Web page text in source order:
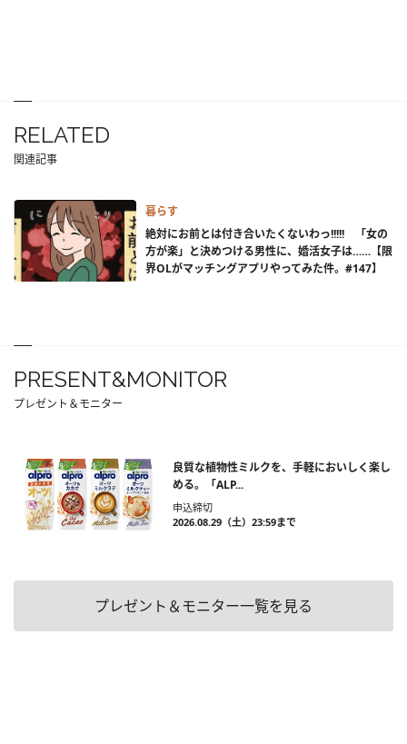
RELATED
関連記事
暮らす
絶対にお前とは付き合いたくないわっ!!!!! 「女の
方が楽」と決めつける男性に、婚活女子は……【限
界OLがマッチングアプリやってみた件。#147】
PRESENT&MONITOR
プレゼント＆モニター
良質な植物性ミルクを、手軽においしく楽し
める。「ALP...
申込締切
2026.08.29（土）23:59まで
プレゼント＆モニター一覧を見る